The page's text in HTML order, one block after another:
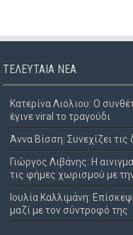
ΤΕΛΕΥΤΑΊΑ ΝΈΑ
Κατερίνα Λιόλιου: Ο
έγινε viral το τραγούδι
Άννα Βίσση: Συνεχίζει τις
Γιώργος Λιβάνης: Η
τις φήμες χωρισμού με
Ιουλία Καλλιμάνη:
μαζί με τον σύντροφό της